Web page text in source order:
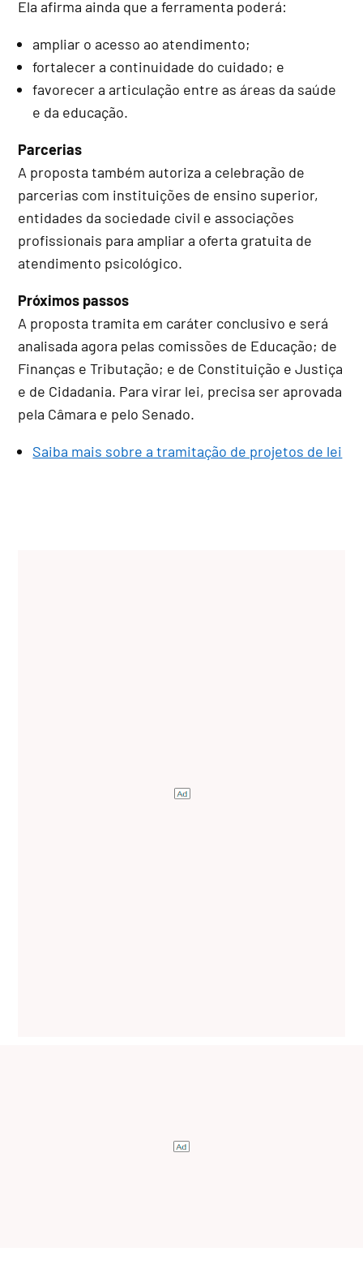
Ela afirma ainda que a ferramenta poderá:
ampliar o acesso ao atendimento;
fortalecer a continuidade do cuidado; e
favorecer a articulação entre as áreas da saúde
e da educação.
Parcerias
A proposta também autoriza a celebração de
parcerias com instituições de ensino superior,
entidades da sociedade civil e associações
profissionais para ampliar a oferta gratuita de
atendimento psicológico.
Próximos passos
A proposta tramita em caráter conclusivo e será
analisada agora pelas comissões de Educação; de
Finanças e Tributação; e de Constituição e Justiça
e de Cidadania. Para virar lei, precisa ser aprovada
pela Câmara e pelo Senado.
Saiba mais sobre a tramitação de projetos de lei